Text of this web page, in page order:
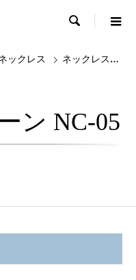

ックレス ネックレス・チョーカー
ン NC-05